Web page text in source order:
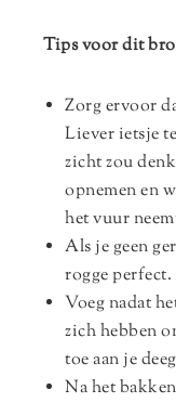
Tips voor dit
Zorg ervoor
Liever ietsje
zicht zou
opnemen en
het vuur
Als je geen
rogge perfect.
Voeg nadat
zich hebben
toe aan je
Na het